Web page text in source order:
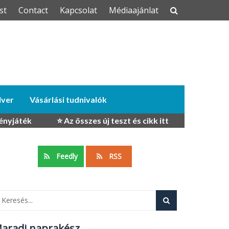
Contact Kapcsolat Médiaajánlat
Vásárlási tudnivalók
⭐ Az összes új teszt és cikk itt
Feedly RSS